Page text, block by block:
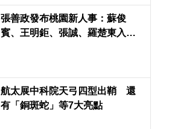
張善政發布桃園新人事：蘇俊
賓、王明鉅、張誠、羅楚東入
航太展中科院天弓四型出鞘 還
有「銅斑蛇」等7大亮點